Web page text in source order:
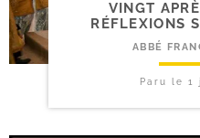
VINGT
RÉFLEXIONS
ABBÉ
Paru le1